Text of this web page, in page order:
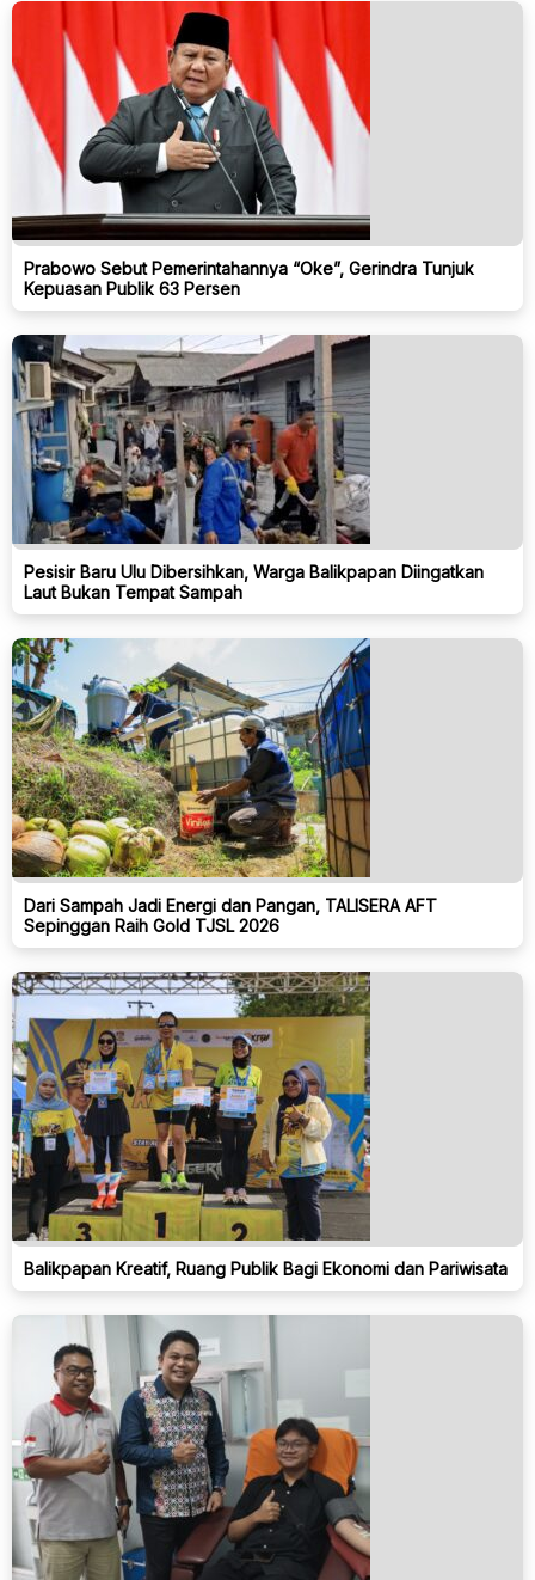
Prabowo Sebut Pemerintahannya “Oke”, Gerindra Tunjuk
Kepuasan Publik 63 Persen
Pesisir Baru Ulu Dibersihkan, Warga Balikpapan Diingatkan
Laut Bukan Tempat Sampah
Dari Sampah Jadi Energi dan Pangan, TALISERA AFT
Sepinggan Raih Gold TJSL 2026
Balikpapan Kreatif, Ruang Publik Bagi Ekonomi dan Pariwisata